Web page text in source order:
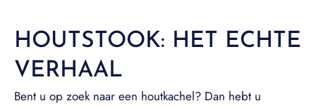
HOUTSTOOK: HET ECHTE
VERHAAL
Bent u op zoek naar een houtkachel? Dan hebt u